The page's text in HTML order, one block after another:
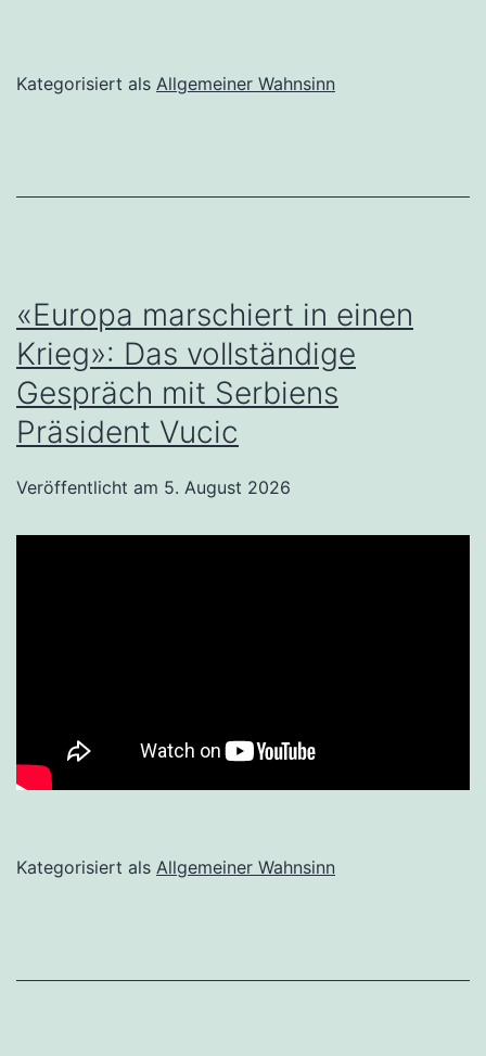
Kategorisiert als Allgemeiner Wahnsinn
«Europa marschiert in einen
Krieg»: Das vollständige
Gespräch mit Serbiens
Präsident Vucic
Veröffentlicht am 5. August 2026
Kategorisiert als Allgemeiner Wahnsinn